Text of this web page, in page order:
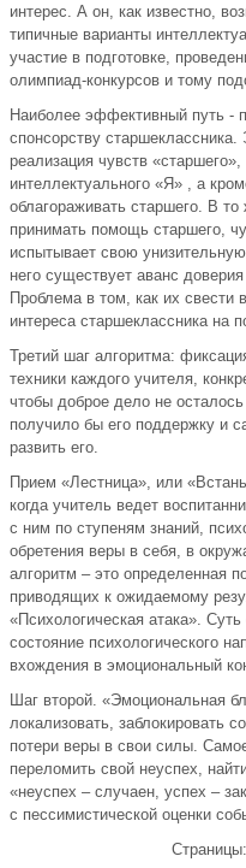
интерес. А он, как известно,
типичные варианты
участие в подготовке,
олимпиад-конкурсов и тому
Наиболее эффективный путь -
спонсорству
реализация чувств
интеллектуального «Я» , а
облагораживать старшего. В
принимать помощь старшего,
испытывает свою
него существует аванс
Проблема в том, как их свести
интереса старшеклассника на
Третий шаг алгоритма:
техники каждого учителя,
чтобы доброе дело не
получило бы его поддержку и
развить его.
Прием «Лестница», или
когда учитель ведет
с ним по ступеням знаний,
обретения веры в себя, в
алгоритм – это определенная
приводящих к ожидаемому
«Психологическая атака».
состояние психологического
вхождения в эмоциональный
Шаг второй. «Эмоциональная
локализовать, заблокировать
потери веры в свои силы.
переломить свой неуспех,
«неуспех – случаен, успех –
с пессимистической оценки
Страницы: